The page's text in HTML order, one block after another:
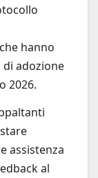
hanno
di adozione
2026.
assistenza
al